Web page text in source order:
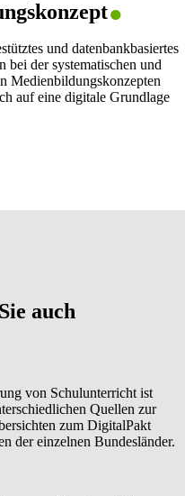
und datenbankbasiertes
bei der systematischen und
Medienbildungskonzepten
auf eine digitale Grundlage
auch
von Schulunterricht ist
Quellen zur
zum DigitalPakt
der einzelnen Bundesländer.